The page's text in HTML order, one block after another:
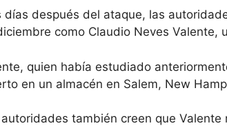
días después del ataque, las
como Claudio Neves Valente,
quien había estudiado
en un almacén en Salem, New
también creen que